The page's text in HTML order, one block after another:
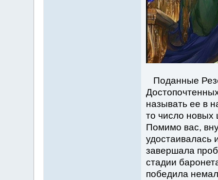
Поданные
называть ее в
то число новых
Помимо вас,
удостаивалась
завершала
стадии
победила